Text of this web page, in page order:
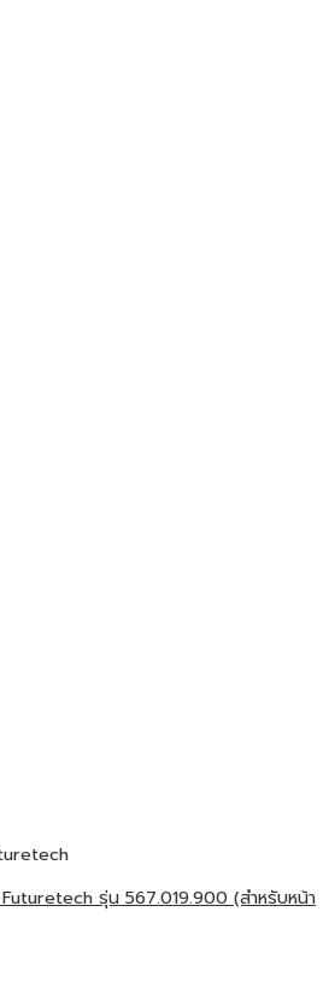
รุ่น 567.019.900 (สำหรับหน้า